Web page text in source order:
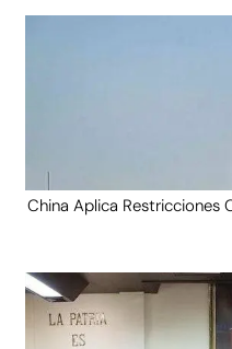
China Aplica Restricciones